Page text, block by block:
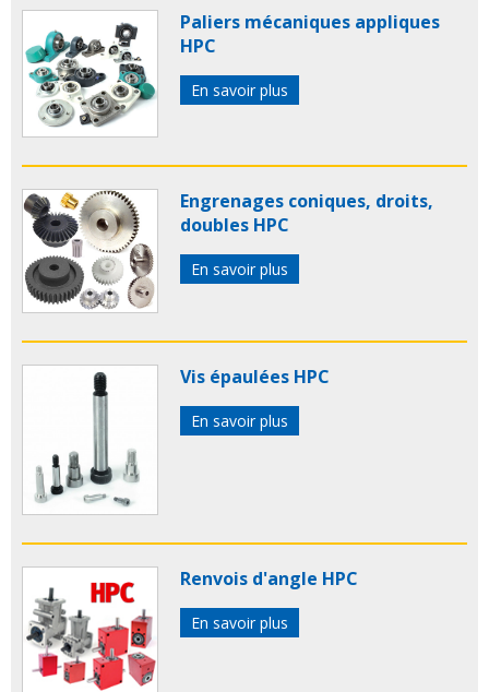
Paliers mécaniques appliques
HPC
En savoir plus
Engrenages coniques, droits,
doubles HPC
En savoir plus
Vis épaulées HPC
En savoir plus
Renvois d'angle HPC
En savoir plus